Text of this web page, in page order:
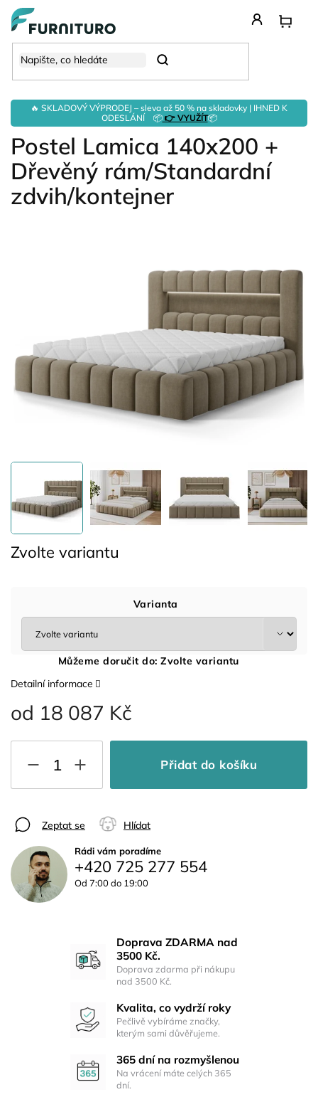
Přejít
obsah
🔥 SKLADOVÝ VÝPRODEJ – sleva až 50 % na skladovky | IHNED K
ODESLÁNÍ 📦👉 VYUŽÍT📦
Hledat
Postel Lamica 140x200 +
Dřevěný rám/Standardní
zdvih/kontejner
od 18 087 Kč
Zvolte variantu
Varianta
Můžeme doručit do: Zvolte variantu
Přidat do košíku
Detailní informace
Zeptat se Hlídat
Rádi vám poradíme
+420 725 277 554
Od 7:00 do 19:00
Doprava ZDARMA nad
3500 Kč.
Doprava zdarma při nákupu
nad 3500 Kč.
Kvalita, co vydrží roky
Pečlivě vybíráme značky,
kterým sami důvěřujeme.
365 dní na rozmyšlenou
Na vrácení máte celých 365
dní.